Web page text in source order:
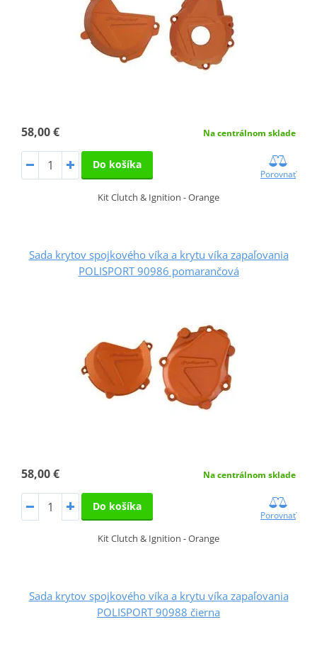
58,00 € Na centrálnom sklade
Do košíka
Porovnať
Kit Clutch & Ignition - Orange
Sada krytov spojkového víka a krytu víka zapaľovania
POLISPORT 90986 pomarančová
58,00 € Na centrálnom sklade
Do košíka
Porovnať
Kit Clutch & Ignition - Orange
Sada krytov spojkového víka a krytu víka zapaľovania
POLISPORT 90988 čierna